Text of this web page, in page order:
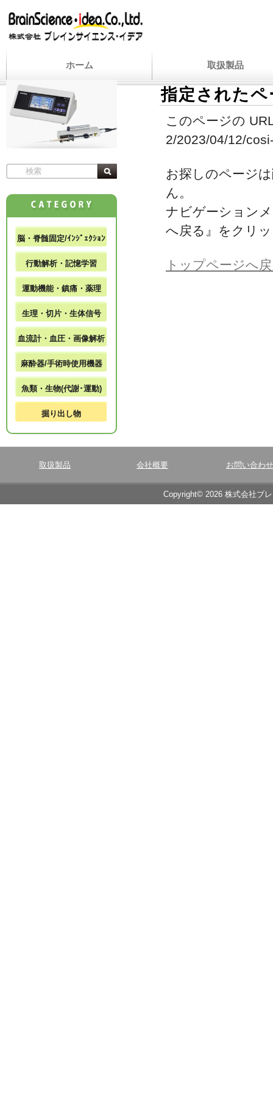
ホーム 取扱製品
指定された
このページの
2/2023/04/12/
お探しのページ
ん。
ナビゲーション
へ戻る』をクリ
トップページへ
脳・脊髄固定/ｲﾝｼﾞｪｸｼｮﾝ
行動解析・記憶学習
運動機能・鎮痛・薬理
生理・切片・生体信号
血流計・血圧・画像解析
麻酔器/手術時使用機器
魚類・生物(代謝･運動)
掘り出し物
取扱製品 会社概要 お問い合わせ
Copyright© 2026 株式会社ブ